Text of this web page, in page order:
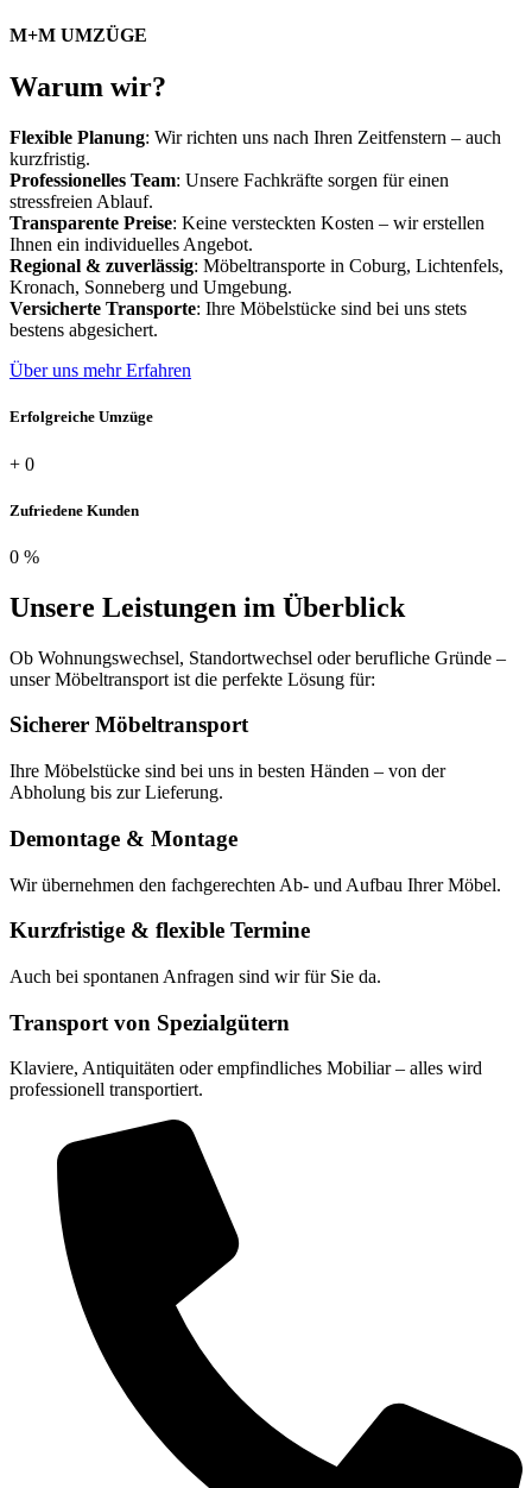
M+M UMZÜGE
Warum wir?
Flexible Planung: Wir richten uns nach Ihren Zeitfenstern – auch
kurzfristig.
Professionelles Team: Unsere Fachkräfte sorgen für einen
stressfreien Ablauf.
Transparente Preise: Keine versteckten Kosten – wir erstellen
Ihnen ein individuelles Angebot.
Regional & zuverlässig: Möbeltransporte in Coburg, Lichtenfels,
Kronach, Sonneberg und Umgebung.
Versicherte Transporte: Ihre Möbelstücke sind bei uns stets
bestens abgesichert.
Über uns mehr Erfahren
Erfolgreiche Umzüge
+ 0
Zufriedene Kunden
0 %
Unsere Leistungen im Überblick
Ob Wohnungswechsel, Standortwechsel oder berufliche Gründe –
unser Möbeltransport ist die perfekte Lösung für:
Sicherer Möbeltransport
Ihre Möbelstücke sind bei uns in besten Händen – von der
Abholung bis zur Lieferung.
Demontage & Montage
Wir übernehmen den fachgerechten Ab- und Aufbau Ihrer Möbel.
Kurzfristige & flexible Termine
Auch bei spontanen Anfragen sind wir für Sie da.
Transport von Spezialgütern
Klaviere, Antiquitäten oder empfindliches Mobiliar – alles wird
professionell transportiert.